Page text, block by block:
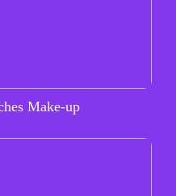
Make-up